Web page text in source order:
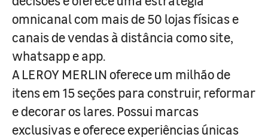
omnicanal com mais de 50 lojas físicas e
canais de vendas à distância como site,
whatsapp e app.
A LEROY MERLIN oferece um milhão de
itens em 15 seções para construir, reformar
e decorar os lares. Possui marcas
exclusivas e oferece experiências únicas